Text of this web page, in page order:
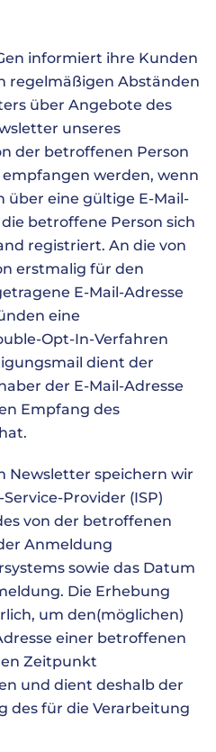
informiert ihre Kunden
regelmäßigen Abständen
über Angebote des
unseres
der betroffenen Person
werden, wenn
über eine gültige E-Mail-
betroffene Person sich
registriert. An die von
erstmalig für den
E-Mail-Adresse
eine
Opt-In-Verfahren
dient der
der E-Mail-Adresse
Empfang des
Newsletter speichern wir
Provider (ISP)
von der betroffenen
Anmeldung
sowie das Datum
Die Erhebung
um den(möglichen)
einer betroffenen
Zeitpunkt
und dient deshalb der
des für die Verarbeitung